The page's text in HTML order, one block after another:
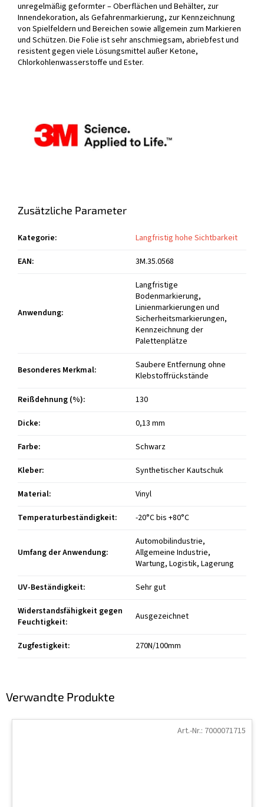
Verwandte Produkte
Art.-Nr.: 7000071715
unregelmäßig geformter – Oberflächen und Behälter, zur
Innendekoration, als Gefahrenmarkierung, zur Kennzeichnung
von Spielfeldern und Bereichen sowie allgemein zum Markieren
und Schützen. Die Folie ist sehr anschmiegsam, abriebfest und
resistent gegen viele Lösungsmittel außer Ketone,
Chlorkohlenwasserstoffe und Ester.
Zusätzliche Parameter
Kategorie:
Langfristig hohe Sichtbarkeit
EAN: 3M.35.0568
Anwendung:
Langfristige
Bodenmarkierung,
Linienmarkierungen und
Sicherheitsmarkierungen,
Kennzeichnung der
Palettenplätze
Besonderes Merkmal:
Saubere Entfernung ohne
Klebstoffrückstände
Reißdehnung (%):
130
Dicke:
0,13 mm
Farbe:
Schwarz
Kleber:
Synthetischer Kautschuk
Material:
Vinyl
Temperaturbeständigkeit: -20°C bis +80°C
Umfang der Anwendung:
Automobilindustrie,
Allgemeine Industrie,
Wartung, Logistik, Lagerung
UV-Beständigkeit:
Sehr gut
Widerstandsfähigkeit gegen
Feuchtigkeit: Ausgezeichnet
Zugfestigkeit: 270N/100mm